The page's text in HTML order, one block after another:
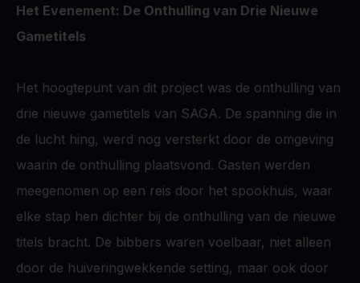
Het Evenement: De Onthulling van Drie Nieuwe
Gametitels
Het hoogtepunt van dit project was de onthulling van
drie nieuwe gametitels van SAGA. De spanning die in
de lucht hing, werd nog versterkt door de omgeving
waarin de onthulling plaatsvond. Gasten werden
meegenomen op een reis door het spookhuis, waar
elke stap hen dichter bij de onthulling van de nieuwe
titels bracht. De bibbers waren voelbaar, niet alleen
door de huiveringwekkende setting, maar ook door